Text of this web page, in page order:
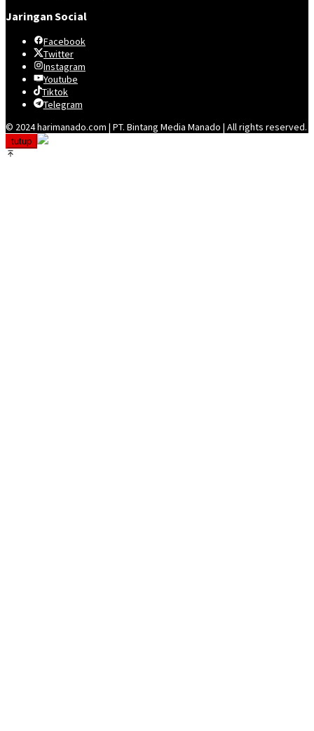
Jaringan Social
Facebook
Twitter
Instagram
Youtube
Tiktok
Telegram
© 2024 harimanado.com | PT. Bintang Media Manado | All rights reserved.
tutup